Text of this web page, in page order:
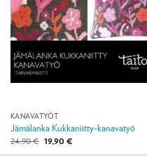
KANAVATYÖT
Jämälanka Kukkaniitty-kanavatyö
24,90€ Alkuperäinen
hinta
19,90 €Nykyinen